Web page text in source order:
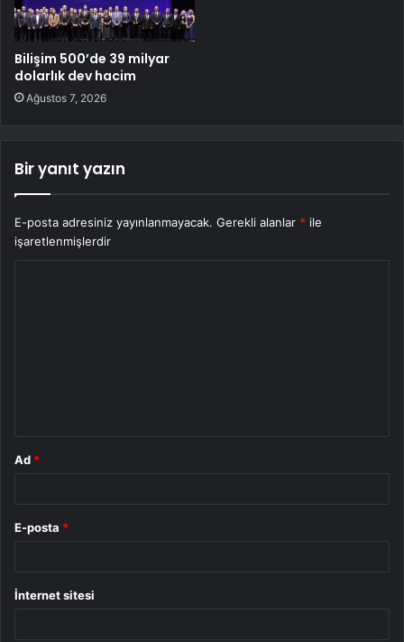
Bilişim 500’de 39 milyar
dolarlık dev hacim
Ağustos 7, 2026
Bir yanıt yazın
E-posta adresiniz yayınlanmayacak. Gerekli alanlar * ile
işaretlenmişlerdir
Ad *
E-posta *
İnternet sitesi